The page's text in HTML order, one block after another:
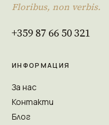
Floribus, non verbis.
+359 87 66 50 321
ИНФОРМАЦИЯ
За нас
Контакти
Блог